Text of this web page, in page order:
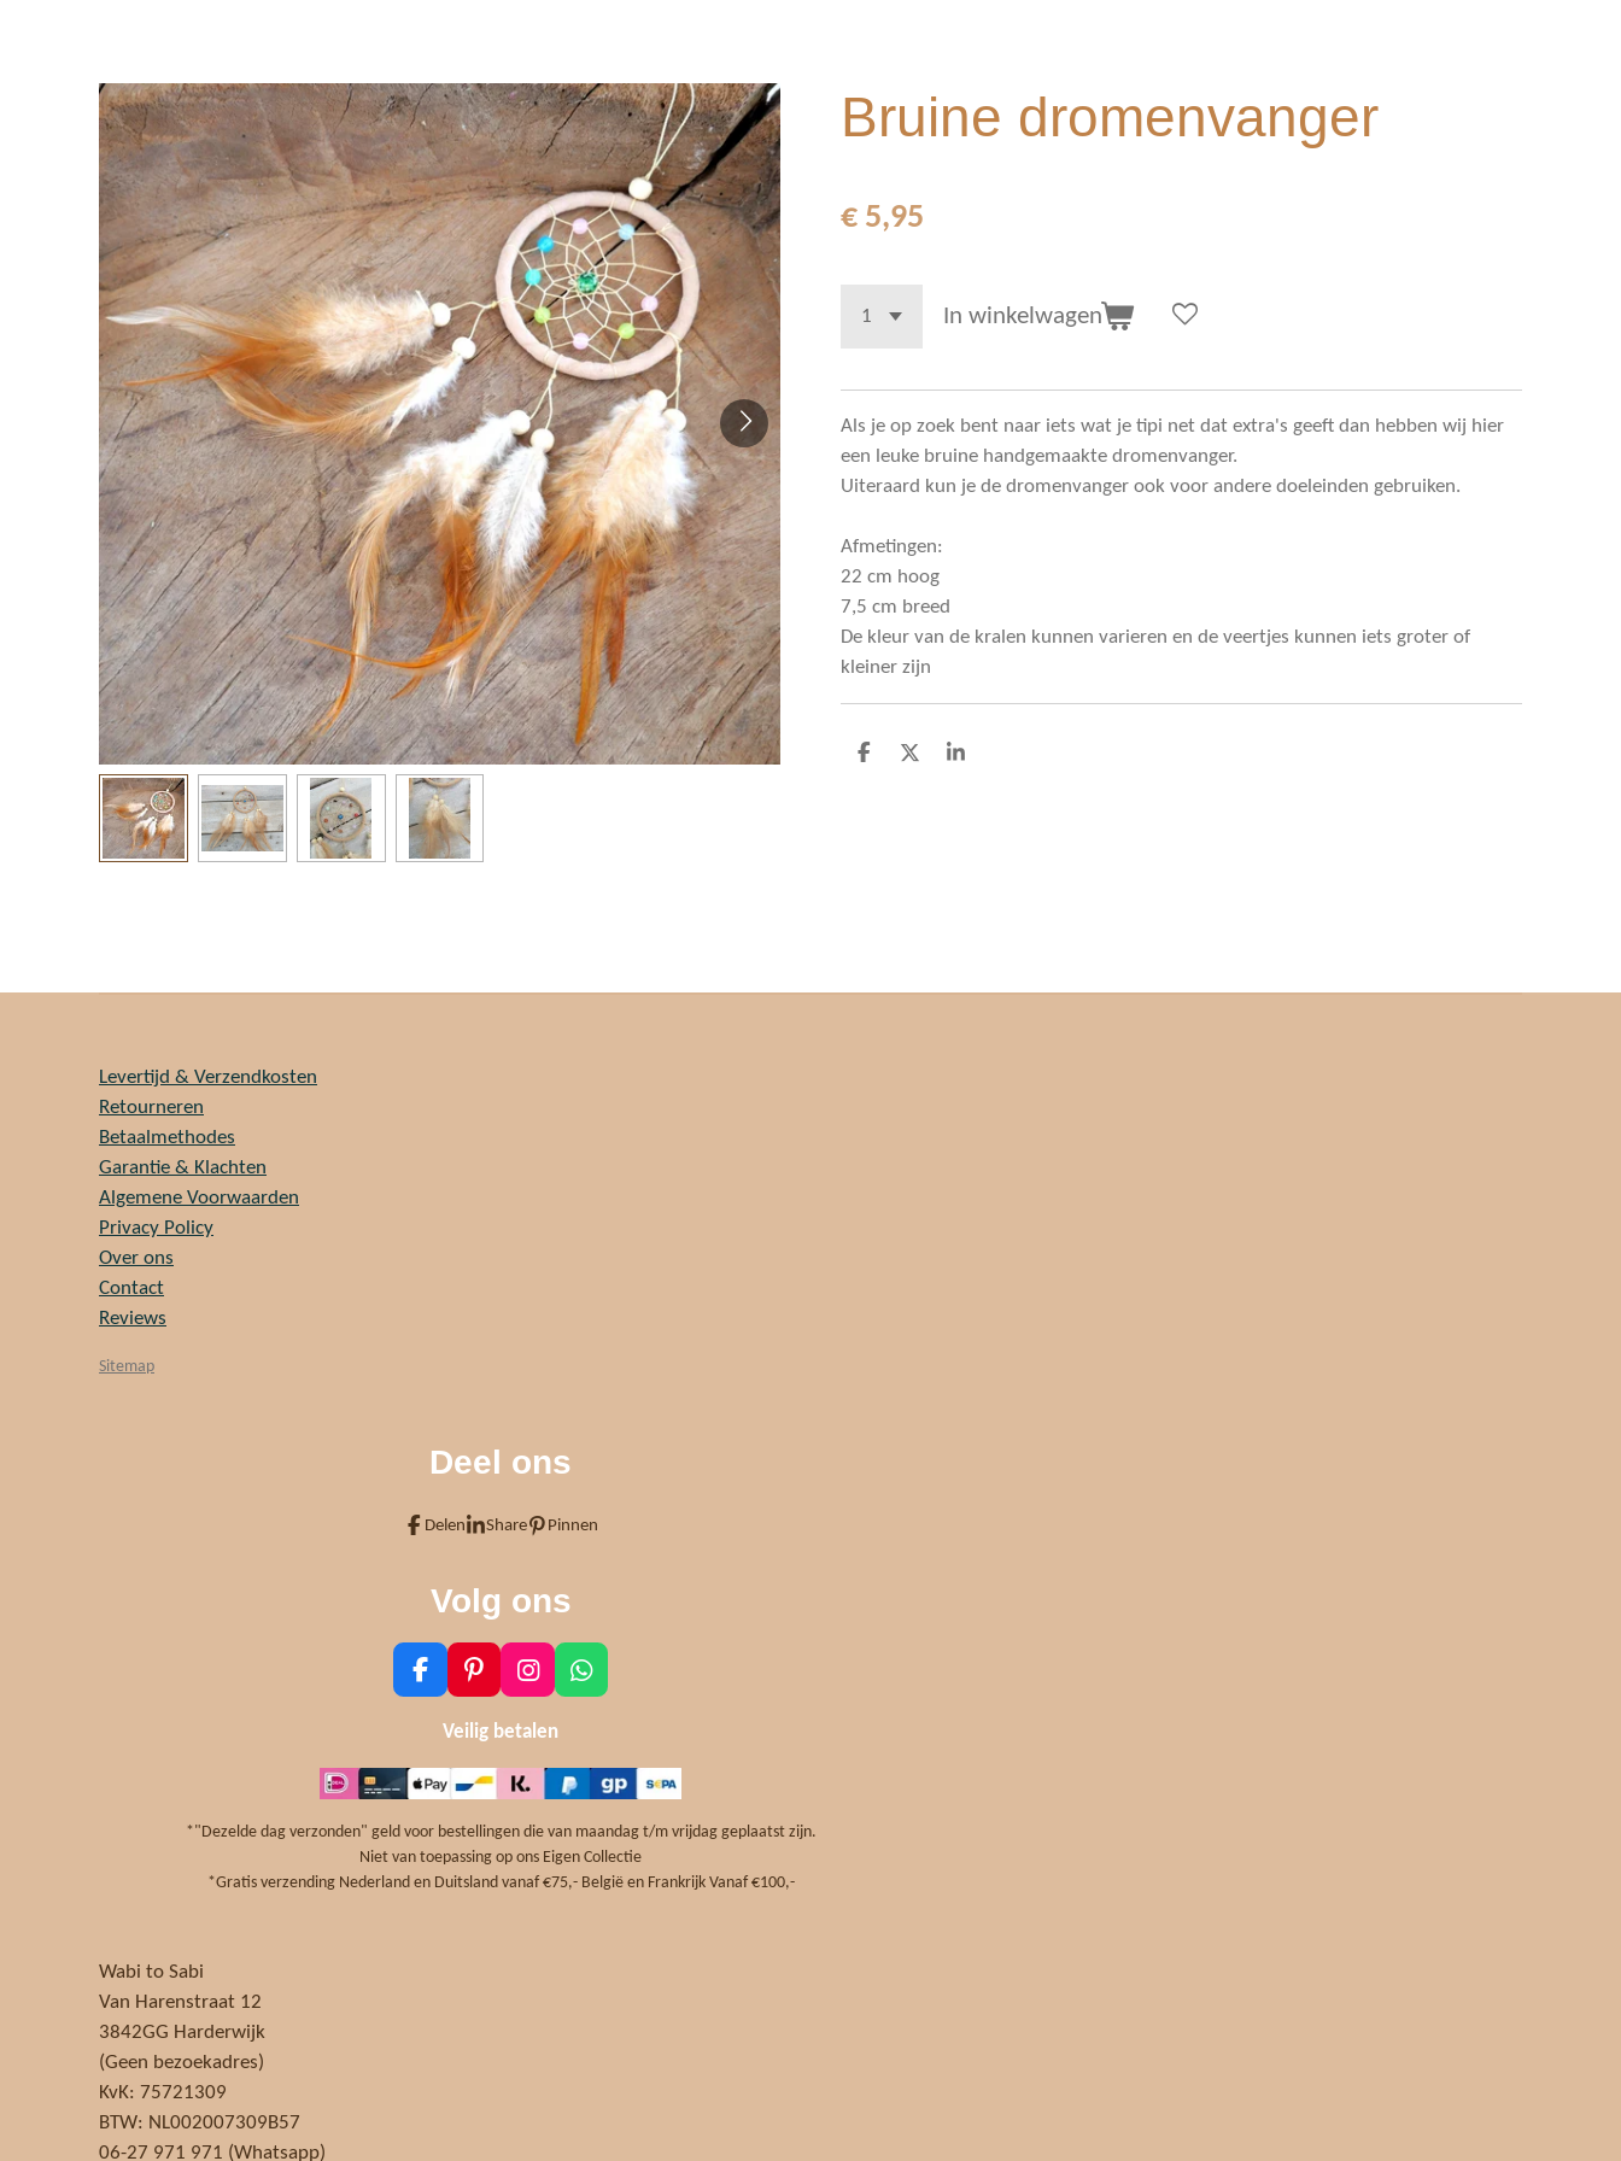
Bruine dromenvanger
€ 5,95
In winkelwagen
Als je op zoek bent naar iets wat je tipi net dat extra's geeft dan hebben wij hier
een leuke bruine handgemaakte dromenvanger.
Uiteraard kun je de dromenvanger ook voor andere doeleinden gebruiken.
Afmetingen:
22 cm hoog
7,5 cm breed
De kleur van de kralen kunnen varieren en de veertjes kunnen iets groter of
kleiner zijn
D
D
S
Levertijd & Verzendkosten
Retourneren
Betaalmethodes
Garantie & Klachten
Algemene Voorwaarden
Privacy Policy
Over ons
Contact
Reviews
Sitemap
Deel ons
Delen Share Pinnen
Volg ons
F
a
b
o
o
k
P
i
n
e
r
e
s
t
I
n
s
g
r
m
W
h
A
p
p
Veilig betalen
*"Dezelde dag verzonden" geld voor bestellingen die van maandag t/m vrijdag geplaatst zijn.
Niet van toepassing op ons Eigen Collectie
*Gratis verzending Nederland en Duitsland vanaf €75,- België en Frankrijk Vanaf €100,-
Wabi to Sabi
Van Harenstraat 12
3842GG Harderwijk
(Geen bezoekadres)
KvK: 75721309
BTW: NL002007309B57
06-27 971 971 (Whatsapp)